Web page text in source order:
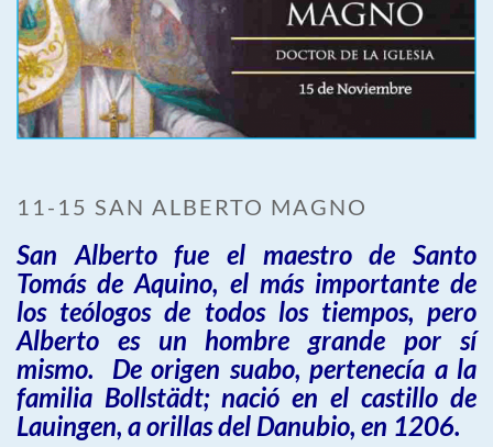
11-15 SAN ALBERTO MAGNO
San Alberto fue el maestro de Santo
Tomás de Aquino, el más importante de
los teólogos de todos los tiempos, pero
Alberto es un hombre grande por sí
mismo. De origen suabo, pertenecía a la
familia Bollstädt; nació en el castillo de
Lauingen, a orillas del Danubio, en 1206.